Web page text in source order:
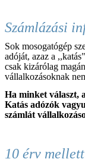
Számlázási
Sok mosogatógép
adóját, azaz a
csak kizárólag
vállalkozásoknak
Ha minket választ,
Katás adózók
számlát
10 érv